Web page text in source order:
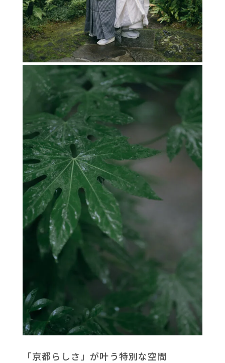
「京都らしさ」が叶う特別な空間